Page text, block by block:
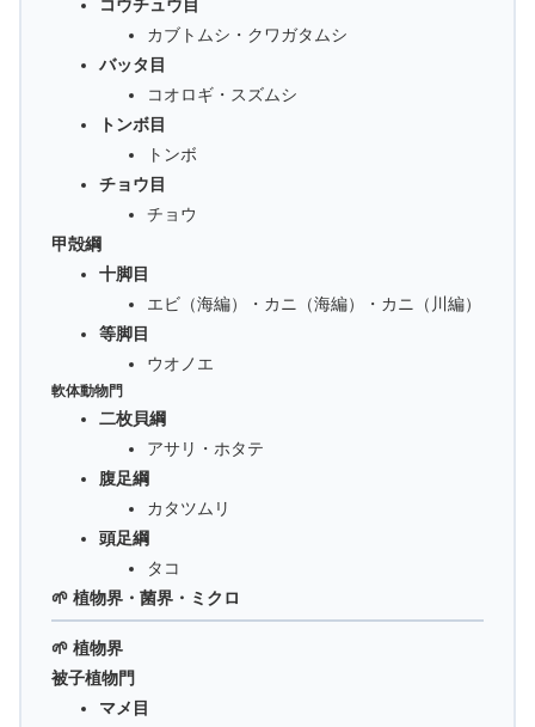
コウチュウ目
カブトムシ・クワガタムシ
バッタ目
コオロギ・スズムシ
トンボ目
トンボ
チョウ目
チョウ
甲殻綱
十脚目
エビ（海編）・カニ（海編）・カニ（川編）
等脚目
ウオノエ
軟体動物門
二枚貝綱
アサリ・ホタテ
腹足綱
カタツムリ
頭足綱
タコ
🌱 植物界・菌界・ミクロ
🌱 植物界
被子植物門
マメ目